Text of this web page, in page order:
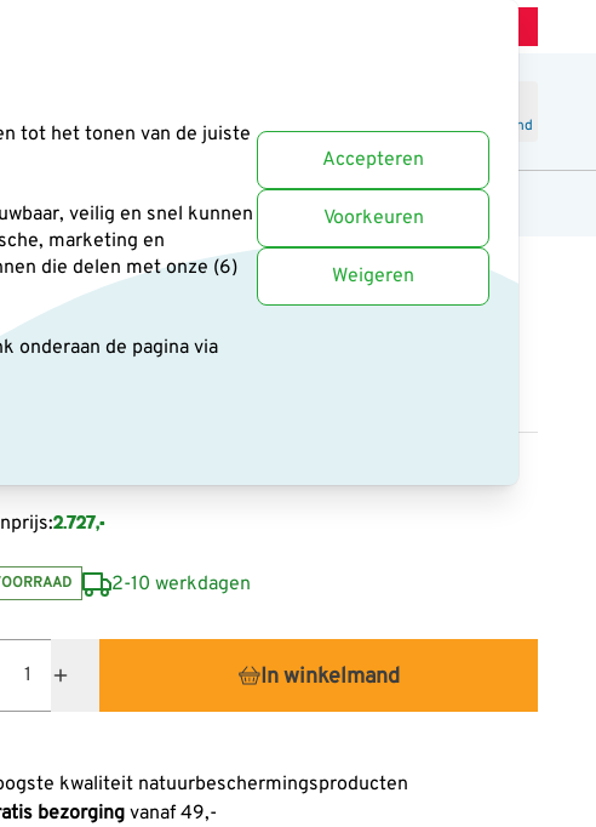
tot het tonen van de juiste
veilig en snel kunnen
marketing en
die delen met onze (6)
onderaan de paginavia
Accepteren
Voorkeuren
Weigeren
Winkelmand
Planten Cadeaus en boeken Uitgelicht
NL Pure 8x42
2.727,-
2-10 werkdagen
In winkelmand
kwaliteit natuurbeschermingsproducten
bezorging vanaf 49,-